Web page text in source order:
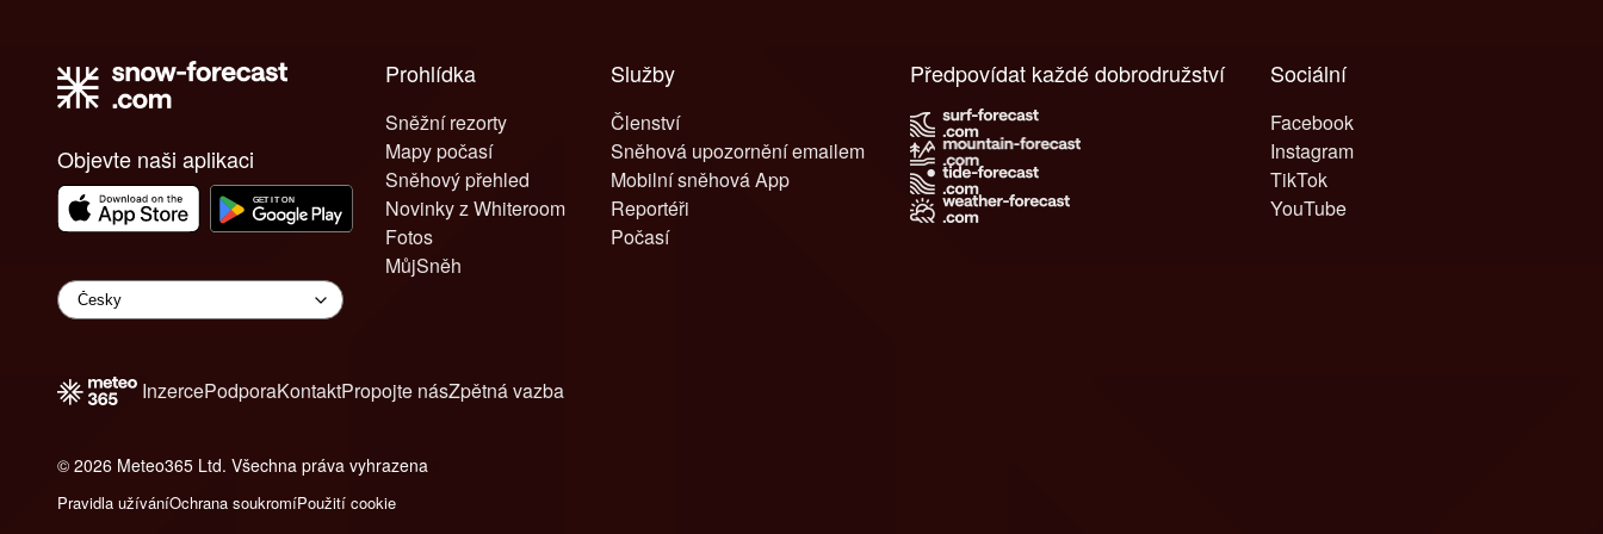
Objevte naši aplikaci
Prohlídka
Sněžní rezorty
Mapy počasí
Sněhový přehled
Novinky z Whiteroom
Fotos
MůjSněh
Služby
Členství
Sněhová upozornění emailem
Mobilní sněhová App
Reportéři
Počasí
Sociální
Facebook
Instagram
TikTok
YouTube
Předpovídat každé dobrodružství
InzercePodporaKontaktPropojte násZpětná vazba
© 2026 Meteo365 Ltd. Všechna práva vyhrazena
Pravidla užíváníOchrana soukromíPoužití cookie